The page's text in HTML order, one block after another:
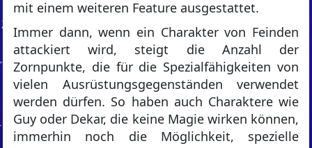
mit einem weiteren Feature ausgestattet.
Immer dann, wenn ein Charakter von Feinden
attackiert wird, steigt die Anzahl der
Zornpunkte, die für die Spezialfähigkeiten von
vielen Ausrüstungsgegenständen verwendet
werden dürfen. So haben auch Charaktere wie
Guy oder Dekar, die keine Magie wirken können,
immerhin noch die Möglichkeit, spezielle